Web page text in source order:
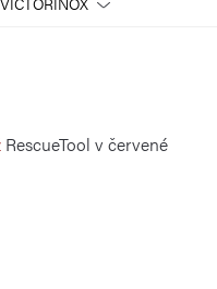
RescueTool v červené